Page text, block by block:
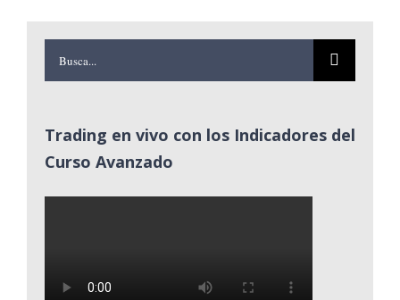
Buscar:
Trading en vivo con los Indicadores del
Curso Avanzado